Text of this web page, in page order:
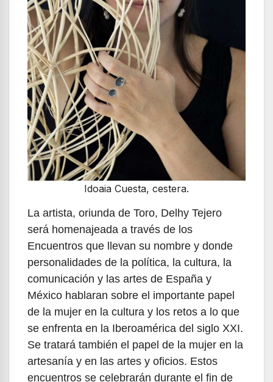
Idoaia Cuesta, cestera.
La artista, oriunda de Toro, Delhy Tejero
será homenajeada a través de los
Encuentros que llevan su nombre y donde
personalidades de la política, la cultura, la
comunicación y las artes de España y
México hablaran sobre el importante papel
de la mujer en la cultura y los retos a lo que
se enfrenta en la Iberoamérica del siglo XXI.
Se tratará también el papel de la mujer en la
artesanía y en las artes y oficios. Estos
encuentros se celebrarán durante el fin de